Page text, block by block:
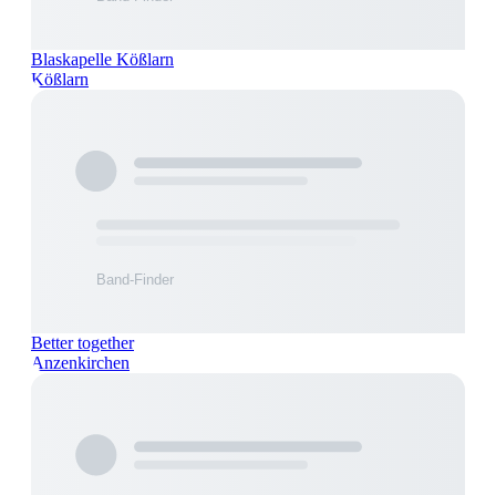
Blaskapelle Kößlarn
Kößlarn
Better together
Anzenkirchen